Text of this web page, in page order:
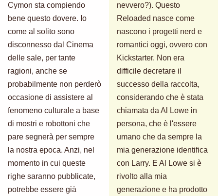
Cymon sta compiendo
bene questo dovere. Io
come al solito sono
disconnesso dal Cinema
delle sale, per tante
ragioni, anche se
probabilmente non perderò
occasione di assistere al
fenomeno culturale a base
di mostri e robottoni che
pare segnerà per sempre
la nostra epoca. Anzi, nel
momento in cui queste
righe saranno pubblicate,
potrebbe essere già
nevvero?). Questo
Reloaded nasce come
nascono i progetti nerd e
romantici oggi, ovvero con
Kickstarter. Non era
difficile decretare il
successo della raccolta,
considerando che è stata
chiamata da Al Lowe in
persona, che è l'essere
umano che da sempre la
mia generazione identifica
con Larry. E Al Lowe si è
rivolto alla mia
generazione e ha prodotto